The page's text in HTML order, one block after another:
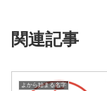
関連記事
よから始まる名字